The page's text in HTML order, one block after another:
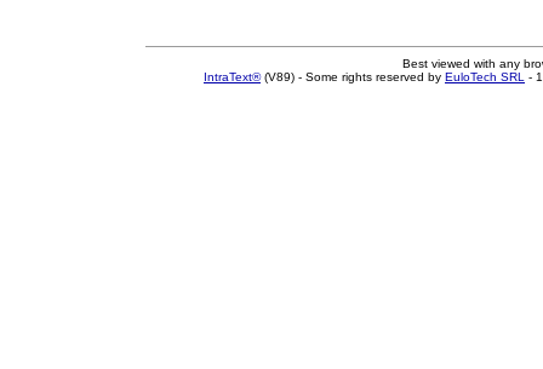
Best viewed with any
IntraText®(V89) - Some rights reserved by EuloTech SRL -